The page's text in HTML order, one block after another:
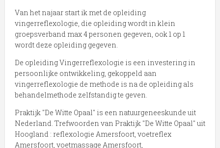
Van het najaar start ik met de opleiding
vingerreflexologie, die opleiding wordt in klein
groepsverband max 4 personen gegeven, ook 1 op 1
wordt deze opleiding gegeven.
De opleiding Vingerreflexologie is een investering in
persoonlijke ontwikkeling, gekoppeld aan
vingerreflexologie de methode is na de opleiding als
behandelmethode zelfstandig te geven.
Praktijk "De Witte Opaal" is een natuurgeneeskunde uit
Nederland. Trefwoorden van Praktijk "De Witte Opaal" uit
Hoogland : reflexologie Amersfoort, voetreflex
Amersfoort, voetmassage Amersfoort,